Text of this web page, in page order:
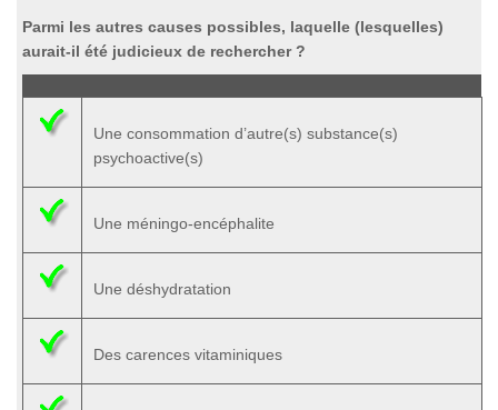
Parmi les autres causes possibles, laquelle (lesquelles)
aurait-il été judicieux de rechercher ?
Une consommation d’autre(s) substance(s)
psychoactive(s)
Une méningo-encéphalite
Une déshydratation
Des carences vitaminiques